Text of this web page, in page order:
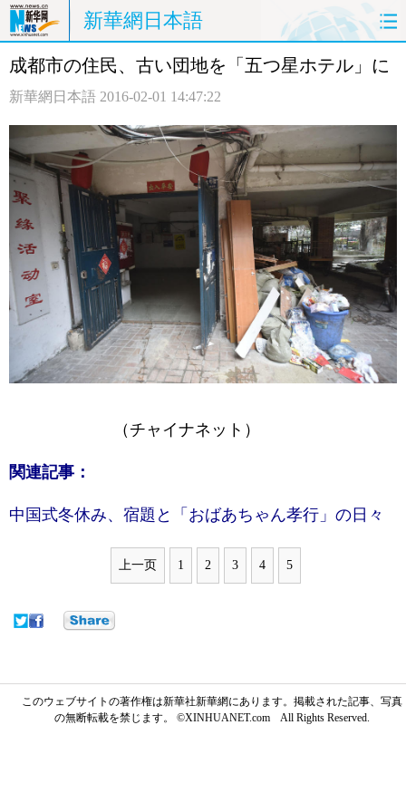
新華網日本語
ホームページ 政治 経済
観光 評論 写真
中日対訳
成都市の住民、古い団地を「五つ星ホテル」に
新華網日本語 2016-02-01 14:47:22
（チャイナネット）
関連記事：
中国式冬休み、宿題と「おばあちゃん孝行」の日々
上一页 1 2 3 4 5
このウェブサイトの著作権は新華社新華網にあります。掲載された記事、写真
の無断転載を禁じます。 ©XINHUANET.com All Rights Reserved.